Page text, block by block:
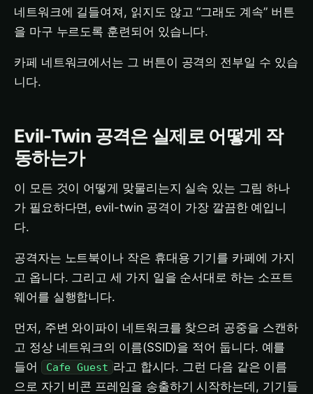
네트워크에 길들여져, 읽지도 않고 “그래도 계속” 버튼
을 마구 누르도록 훈련되어 있습니다.
카페 네트워크에서는 그 버튼이 공격의 전부일 수 있습
니다.
Evil-Twin 공격은 실제로 어떻게 작
동하는가
이 모든 것이 어떻게 맞물리는지 실속 있는 그림 하나
가 필요하다면, evil-twin 공격이 가장 깔끔한 예입니
다.
공격자는 노트북이나 작은 휴대용 기기를 카페에 가지
고 옵니다. 그리고 세 가지 일을 순서대로 하는 소프트
웨어를 실행합니다.
먼저, 주변 와이파이 네트워크를 찾으려 공중을 스캔하
고 정상 네트워크의 이름(SSID)을 적어 둡니다. 예를
들어
Cafe Guest 라고 합시다. 그런 다음 같은 이름
으로 자기 비콘 프레임을 송출하기 시작하는데, 기기들